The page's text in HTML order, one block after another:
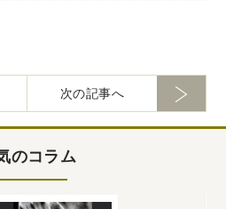
次の記事へ
のコラム